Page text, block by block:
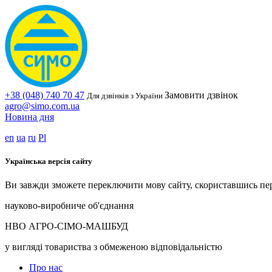
+38 (048) 740 70 47 Для дзвінків з України Замовити дзвінок
agro@simo.com.ua
Новина дня
en ua ru Pl
Українська версія сайту
Ви завжди зможете переключити мову сайту, скориставшись
науково-виробниче об'єднання
НВО АГРО-СІМО-МАШБУД
у вигляді товариства з обмеженою відповідальністю
Про нас